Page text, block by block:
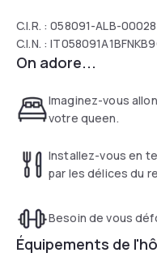
C.I.R. : 058091-ALB-00028
C.I.N. :
On adore...
Imaginez-vous
votre queen.
Installez-vous en
par les délices du
Besoin de vous
Équipements de